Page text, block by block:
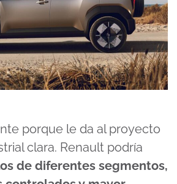
porque le da al proyecto
clara. Renault podría
de diferentes segmentos,